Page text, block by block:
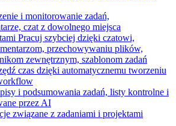
i monitorowanie zadań,
czat z dowolnego miejsca
Pracuj szybciej dzięki czatowi,
przechowywaniu plików,
zewnętrznym, szablonom zadań
czas dzięki automatycznemu tworzeniu
i podsumowania zadań, listy kontrolne i
przez AI
związane z zadaniami i projektami